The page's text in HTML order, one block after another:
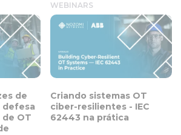
de
defesa
OT
WEBINARS
Criando sistemas OT
ciber-resilientes - IEC
62443 na prática